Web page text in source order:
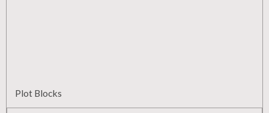
Plot Blocks